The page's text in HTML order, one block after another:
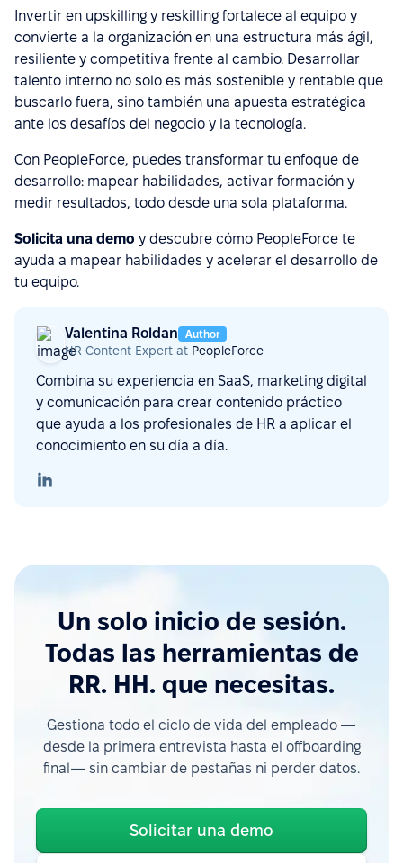
Invertir en upskilling y reskilling fortalece al equipo y
convierte a la organización en una estructura más ágil,
resiliente y competitiva frente al cambio. Desarrollar
talento interno no solo es más sostenible y rentable que
buscarlo fuera, sino también una apuesta estratégica
ante los desafíos del negocio y la tecnología.
Con PeopleForce, puedes transformar tu enfoque de
desarrollo: mapear habilidades, activar formación y
medir resultados, todo desde una sola plataforma.
Solicita una demo y descubre cómo PeopleForce te
ayuda a mapear habilidades y acelerar el desarrollo de
tu equipo.
Valentina Roldan Author
HR Content Expert at PeopleForce
Combina su experiencia en SaaS, marketing digital
y comunicación para crear contenido práctico
que ayuda a los profesionales de HR a aplicar el
conocimiento en su día a día.
Un solo inicio de sesión.
Todas las herramientas de
RR. HH. que necesitas.
Gestiona todo el ciclo de vida del empleado —
desde la primera entrevista hasta el offboarding
final— sin cambiar de pestañas ni perder datos.
Solicitar una demo